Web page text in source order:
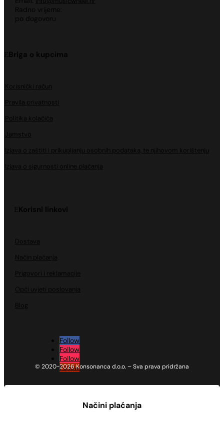
Radno vrijeme:
po dogovoru
Briga o kupcima
Korisnički račun
Pravila privatnosti
Politika kolačića
Jamstvo
Izjava o zaštiti i prikupljanju osobnih podataka, te njihovom korištenju
Izjava o sigurnosti online plaćanja
Korisni linkovi
Dostava
Način plaćanja
Prigovori i reklamacije
Opći uvjeti poslovanja
Blog
Follow
Follow
Follow
Follow
© 2020-2026 Konsonanca d.o.o. – Sva prava pridržana
Načini plaćanja